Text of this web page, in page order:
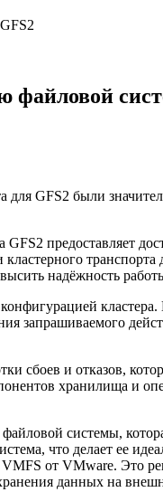
файловой
GFS2 были
предоставляет
надёжность
запрашиваемого
сбоев и отказов,
хранилища и
системы,
что делает ее
от VMware. Это
данных на